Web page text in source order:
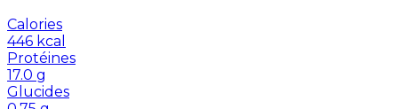
Calories
446 kcal
Protéines
17.0 g
Glucides